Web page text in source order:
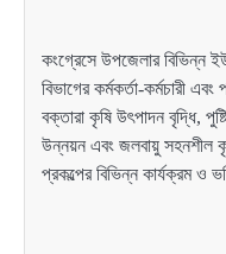
কংগ্রেসে উপজেলার বিভিন্ন
বিভাগের কর্মকর্তা-কর্মচারী
বক্তারা কৃষি উৎপাদন বৃদ্ধি,
উন্নয়ন এবং জলবায়ু সহনশীল
প্রকল্পের বিভিন্ন কার্যক্রম ও